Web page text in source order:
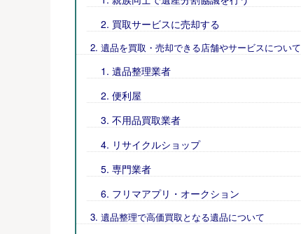
買取サービスに売却する
遺品を買取・売却できる店舗やサービスについて
遺品整理業者
便利屋
不用品買取業者
リサイクルショップ
専門業者
フリマアプリ・オークション
遺品整理で高価買取となる遺品について